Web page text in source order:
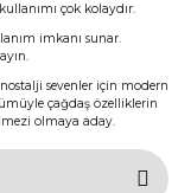
çok kolaydır.
imkanı sunar.
sevenler için modern
çağdaş özelliklerin
olmaya aday.